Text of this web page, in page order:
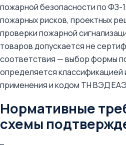
пожарной безопасности по ФЗ-
пожарных рисков, проектных
проверки пожарной
товаров допускается не
соответствия — выбор формы
определяется классификацией
применения и кодом ТН ВЭД
Нормативные
схемы